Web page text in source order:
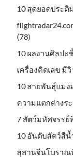
10 สุดยอดประติ
(78)
10 ผลงานศิลปะ
เครื่องคิดเลข มี
10 สายพันธุ์แม
ความแตกต่างร
7 สัตว์มหัศจรรย์
10 อันดับสัตว์สีน้
สุสานจีนโบราณ